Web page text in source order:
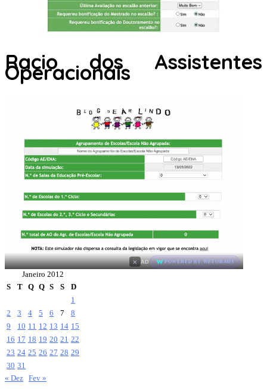
Racio dos Assistentes
Operacionais
× AD POWERED BY WEFORADS
Janeiro 2012
S
T Q Q S S
D
1
2
3 4 5 6 7
8
9
10 11 12 13 14 15
16 17 18 19 20 21 22
23 24 25 26 27 28 29
30 31
« Dez Fev »